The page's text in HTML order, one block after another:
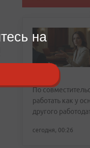
По
работать как у
другого
сегодня, 00:26
на